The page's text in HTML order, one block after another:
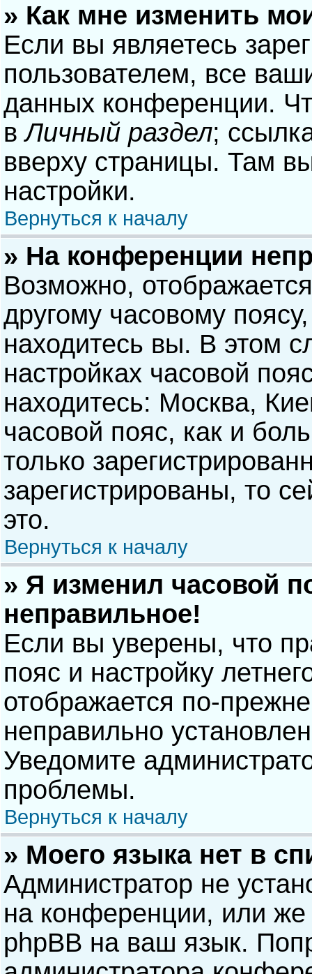
» Как мне изменить
Если вы являетесь
пользователем, все
данных конференции.
вЛичный раздел;
вверху страницы. Там
настройки.
Вернуться к началу
» На конференции
Возможно,
другому часовому
находитесь вы. В этом
настройках часовой
находитесь: Москва,
часовой пояс, как и
только
зарегистрированы, то
это.
Вернуться к началу
» Я изменил часовой
неправильное!
Если вы уверены, что
пояс и настройку
отображается по-
неправильно
Уведомите
проблемы.
Вернуться к началу
» Моего языка нет в
Администратор не
на конференции, или же
phpBB на ваш язык.